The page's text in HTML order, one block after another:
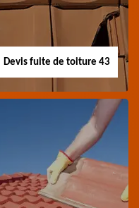
Devis pose de gouttière
43 Haute-Loire
Devis fuite de toiture 43
Devis fuite de
toiture 43
Devis fuite de toiture 43